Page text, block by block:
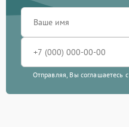
Отправляя, Вы соглашаетесь с